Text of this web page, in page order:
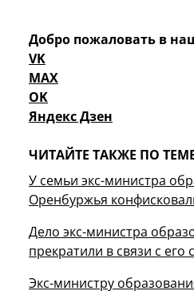
Добро пожаловать в
VK
MAX
OK
Яндекс Дзен
ЧИТАЙТЕ ТАКЖЕ ПО
У семьи экс-министра
Оренбуржья
Дело экс-министра
прекратили в связи с его
Экс-министру